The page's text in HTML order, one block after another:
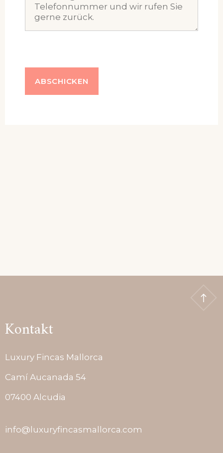
Kontakt
Luxury Fincas Mallorca
Camí Aucanada 54
07400 Alcudia
info@luxuryfincasmallorca.com